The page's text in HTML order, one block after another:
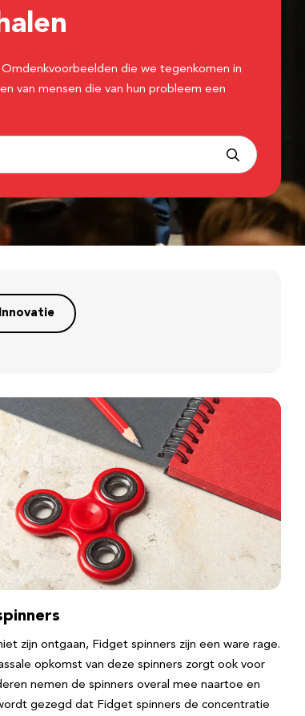
die we tegenkomen in
van mensen die van hun probleem een
Innovatie
zijn ontgaan, Fidget spinners zijn een ware rage.
opkomst van deze spinners zorgt ook voor
nemen de spinners overal mee naartoe en
gezegd dat Fidget spinners de concentratie